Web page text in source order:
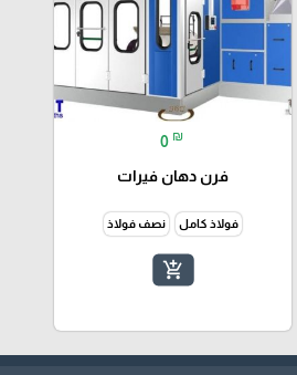
0 ₪
فرن دهان فيرات
فولاذ كامل نصف فولاذ
add_shopping_cart